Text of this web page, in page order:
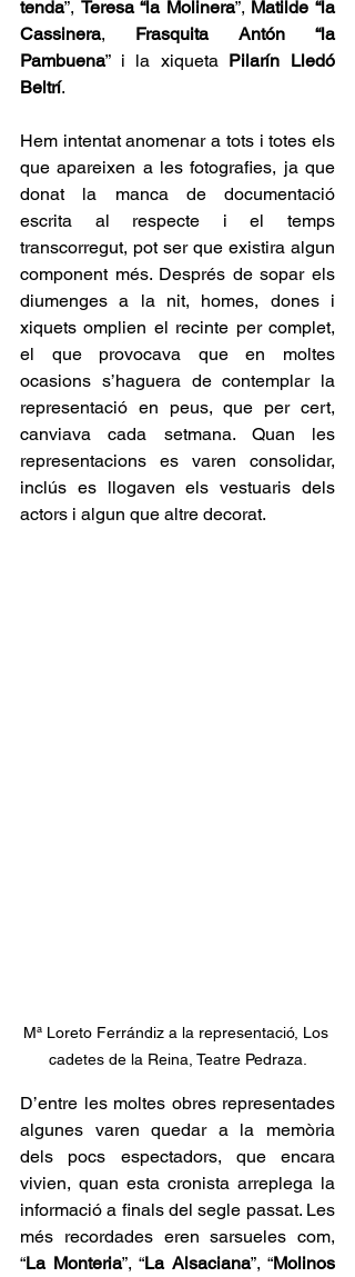
tenda”, Teresa “la Molinera”, Matilde “la
Cassinera, Frasquita Antón “la
Pambuena” i la xiqueta Pilarín Lledó
Beltrí.
Hem intentat anomenar a tots i totes els
que apareixen a les fotografies, ja que
donat la manca de documentació
escrita al respecte i el temps
transcorregut, pot ser que existira algun
component més. Després de sopar els
diumenges a la nit, homes, dones i
xiquets omplien el recinte per complet,
el que provocava que en moltes
ocasions s’haguera de contemplar la
representació en peus, que per cert,
canviava cada setmana. Quan les
representacions es varen consolidar,
inclús es llogaven els vestuaris dels
actors i algun que altre decorat.
Mª Loreto Ferrándiz a la representació, Los
cadetes de la Reina, Teatre Pedraza.
D’entre les moltes obres representades
algunes varen quedar a la memòria
dels pocs espectadors, que encara
vivien, quan esta cronista arreplega la
informació a finals del segle passat. Les
més recordades eren sarsueles com,
“La Monteria”, “La Alsaciana”, “Molinos